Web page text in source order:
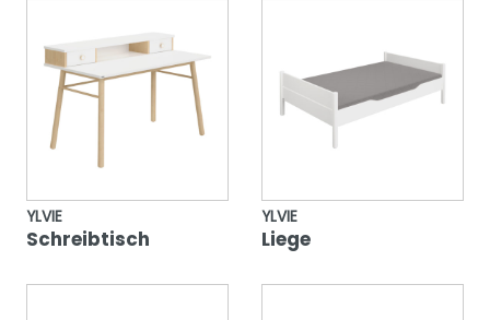
YLVIE
Schreibtisch
YLVIE
Liege